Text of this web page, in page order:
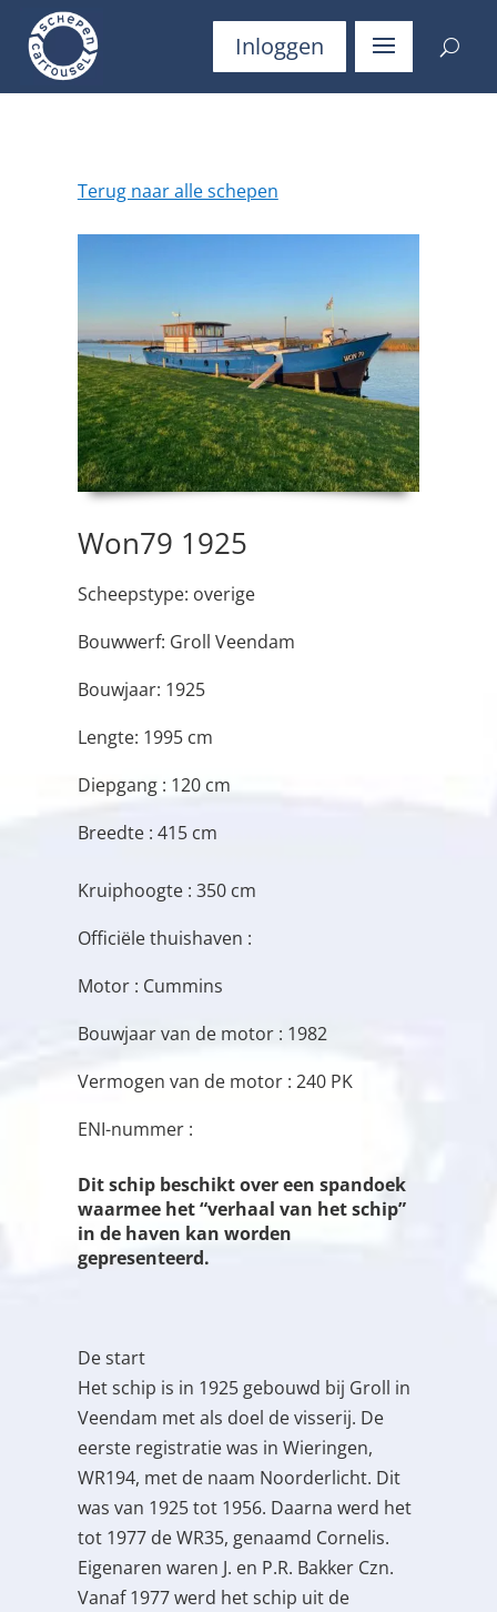
Inloggen
Terug naar alle schepen
Won79 1925
Scheepstype: overige
Bouwwerf: Groll Veendam
Bouwjaar: 1925
Lengte: 1995 cm
Diepgang : 120 cm
Breedte : 415 cm
Kruiphoogte : 350 cm
Officiële thuishaven :
Motor : Cummins
Bouwjaar van de motor : 1982
Vermogen van de motor : 240 PK
ENI-nummer :
Dit schip beschikt over een spandoek
waarmee het “verhaal van het schip”
in de haven kan worden
gepresenteerd.
De start
Het schip is in 1925 gebouwd bij Groll in
Veendam met als doel de visserij. De
eerste registratie was in Wieringen,
WR194, met de naam Noorderlicht. Dit
was van 1925 tot 1956. Daarna werd het
tot 1977 de WR35, genaamd Cornelis.
Eigenaren waren J. en P.R. Bakker Czn.
Vanaf 1977 werd het schip uit de